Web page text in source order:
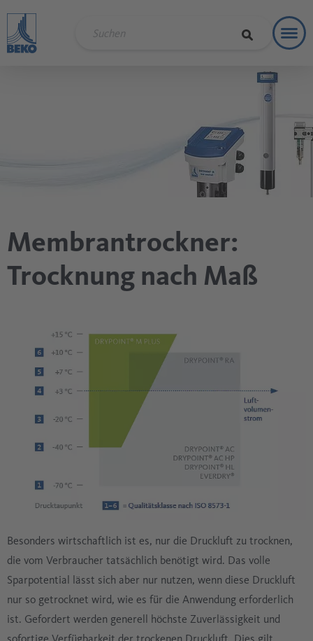
Membrantrockner:
Trocknung nach Maß
Besonders wirtschaftlich ist es, nur die Druckluft zu trocknen,
die vom Verbraucher tatsächlich benötigt wird. Das volle
Sparpotential lässt sich aber nur nutzen, wenn diese Druckluft
nur so getrocknet wird, wie es für die Anwendung erforderlich
ist. Gefordert werden generell höchste Zuverlässigkeit und